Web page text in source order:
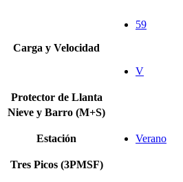
Carga y Velocidad
59
V
Protector de Llanta
Nieve y Barro (M+S)
Estación Verano
Tres Picos (3PMSF)